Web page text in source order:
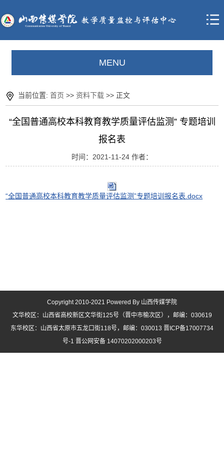
MENU
当前位置:首页 >>资料下载 >> 正文
“全国普通高校本科教育教学质量评估监测” 专题培训
报名表
时间：2021-11-24 作者：
“全国普通高校本科教育教学质量评估监测”专题培训报名表.docx
Copyright 2010-2021 Powered By 山西传媒学院
文华校区：山西省高校新区文华街125号（晋中市榆次区），邮编：030619
东华校区：山西省太原市五龙口街118号，邮编：030013 晋ICP备17007734
号-1 晋公网安备 14070202000203号